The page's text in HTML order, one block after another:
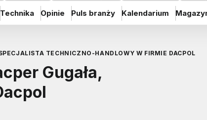
Technika Opinie Puls branży Kalendarium
TECHNICZNO-HANDLOWY W FIRMIE DACPOL
Gugała,